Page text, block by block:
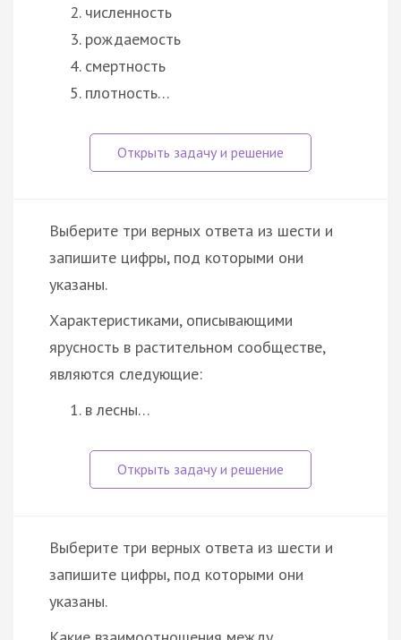
численность
рождаемость
смертность
плотность…
Выберите три верных ответа из шести и
запишите цифры, под которыми они
указаны.
Характеристиками, описывающими
ярусность в растительном сообществе,
являются следующие:
в лесны…
Выберите три верных ответа из шести и
запишите цифры, под которыми они
указаны.